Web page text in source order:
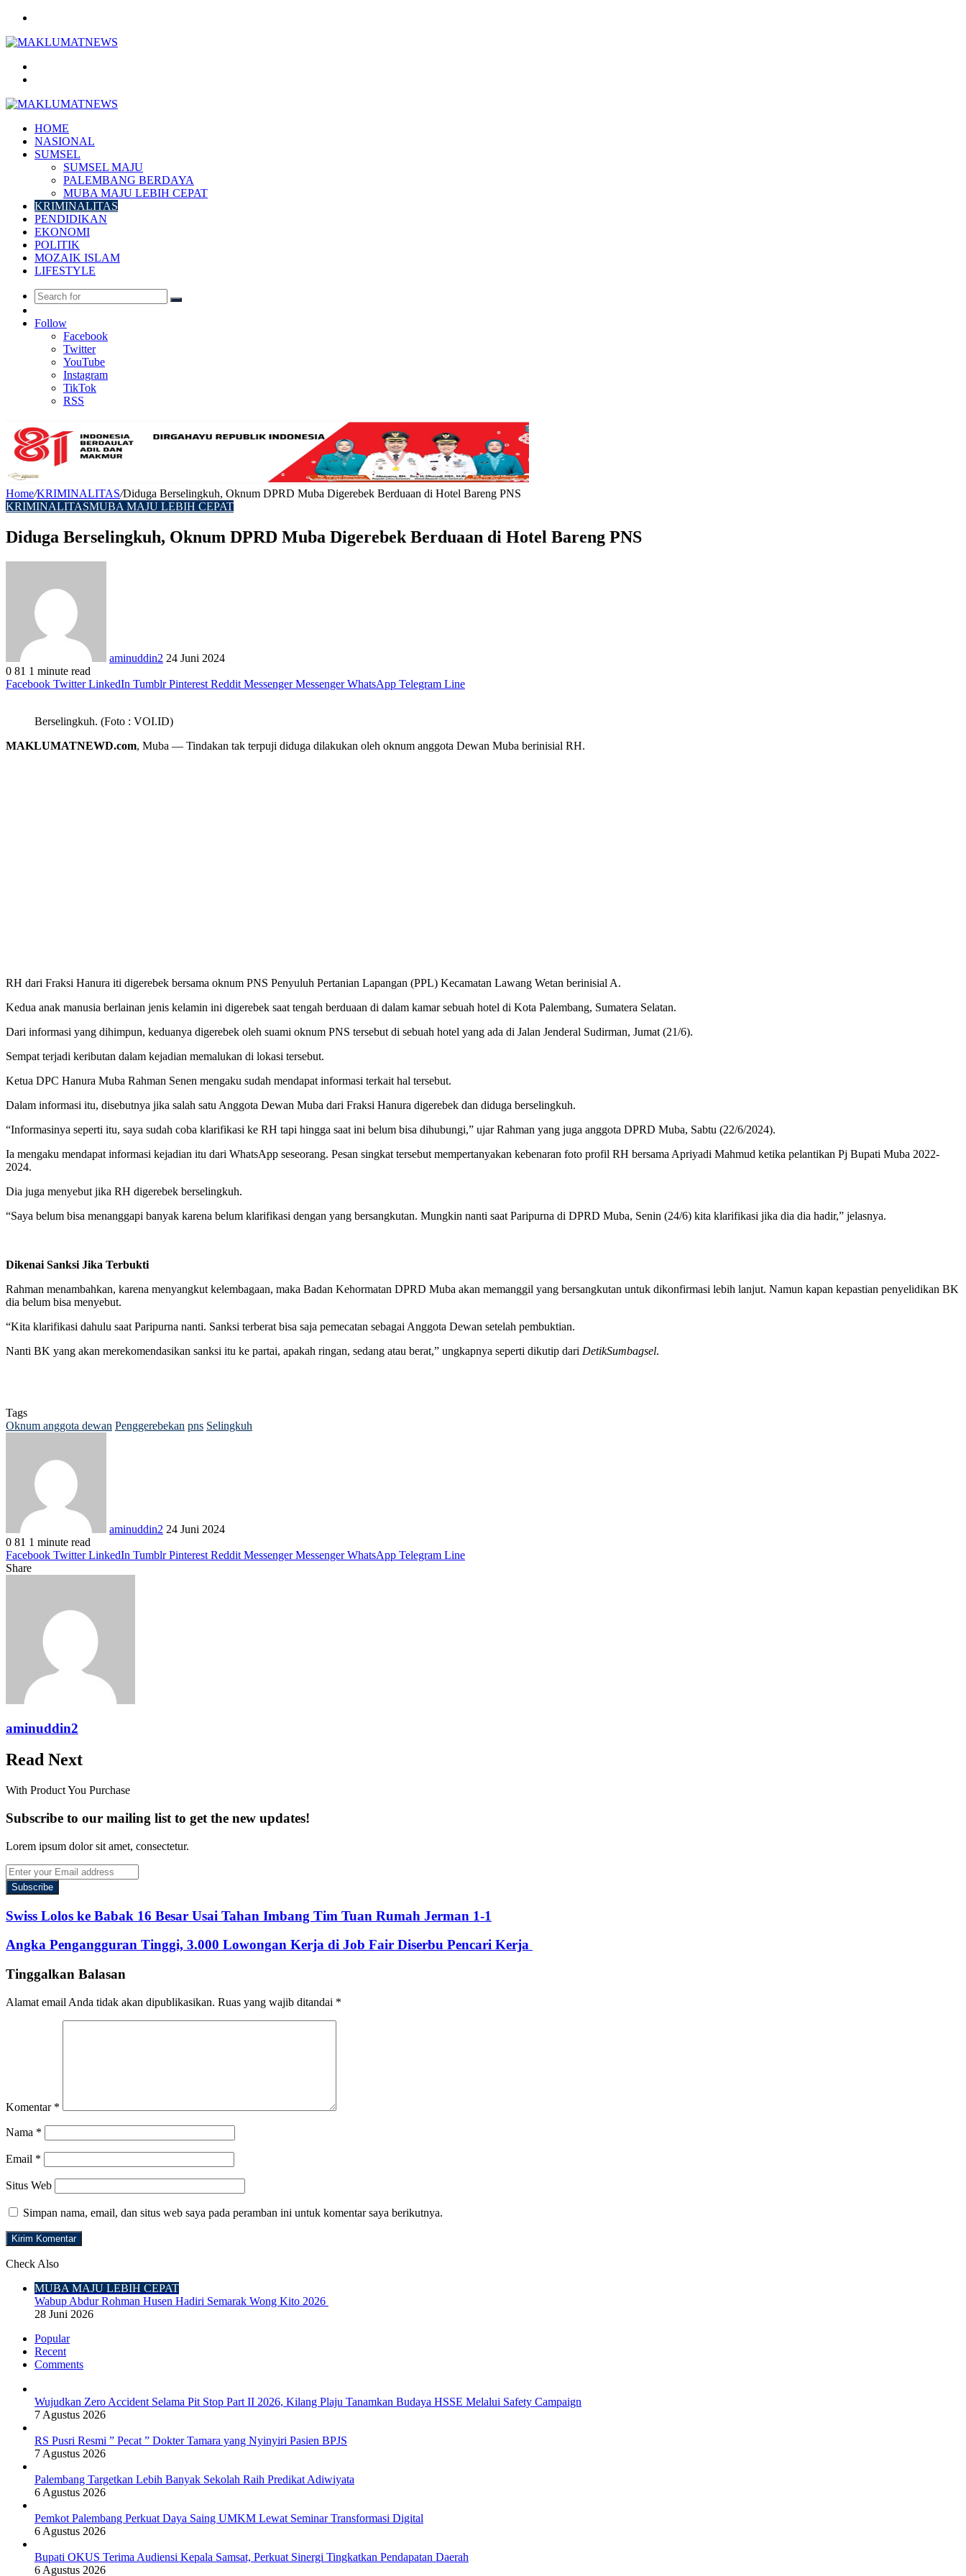
HOME
NASIONAL
SUMSEL
SUMSEL MAJU
PALEMBANG BERDAYA
MUBA MAJU LEBIH CEPAT
KRIMINALITAS
PENDIDIKAN
EKONOMI
POLITIK
MOZAIK ISLAM
LIFESTYLE
Search
Article
Follow
Facebook
Twitter
YouTube
Instagram
TikTok
RSS
Home/KRIMINALITAS/Diduga Berselingkuh, Oknum DPRD Muba Digerebek Berduaan di Hotel Bareng PNS
KRIMINALITASMUBA MAJU LEBIH CEPAT
Diduga Berselingkuh, Oknum DPRD Muba Digerebek Berduaan di Hotel Bareng PNS
aminuddin2 24 Juni 2024
0 81 1 minute read
Facebook Twitter LinkedIn Tumblr Pinterest Reddit Messenger Messenger WhatsApp Telegram Line
Berselingkuh. (Foto : VOI.ID)
MAKLUMATNEWD.com, Muba — Tindakan tak terpuji diduga dilakukan oleh oknum anggota Dewan Muba berinisial RH.
RH dari Fraksi Hanura iti digerebek bersama oknum PNS Penyuluh Pertanian Lapangan (PPL) Kecamatan Lawang Wetan berinisial A.
Kedua anak manusia berlainan jenis kelamin ini digerebek saat tengah berduaan di dalam kamar sebuah hotel di Kota Palembang, Sumatera Selatan.
Dari informasi yang dihimpun, keduanya digerebek oleh suami oknum PNS tersebut di sebuah hotel yang ada di Jalan Jenderal Sudirman, Jumat (21/6).
Sempat terjadi keributan dalam kejadian memalukan di lokasi tersebut.
Ketua DPC Hanura Muba Rahman Senen mengaku sudah mendapat informasi terkait hal tersebut.
Dalam informasi itu, disebutnya jika salah satu Anggota Dewan Muba dari Fraksi Hanura digerebek dan diduga berselingkuh.
“Informasinya seperti itu, saya sudah coba klarifikasi ke RH tapi hingga saat ini belum bisa dihubungi,” ujar Rahman yang juga anggota DPRD Muba, Sabtu (22/6/2024).
Ia mengaku mendapat informasi kejadian itu dari WhatsApp seseorang. Pesan singkat tersebut mempertanyakan kebenaran foto profil RH bersama Apriyadi Mahmud ketika pelantikan Pj Bupati Muba 2022-
2024.
Dia juga menyebut jika RH digerebek berselingkuh.
“Saya belum bisa menanggapi banyak karena belum klarifikasi dengan yang bersangkutan. Mungkin nanti saat Paripurna di DPRD Muba, Senin (24/6) kita klarifikasi jika dia dia hadir,” jelasnya.
Dikenai Sanksi Jika Terbukti
Rahman menambahkan, karena menyangkut kelembagaan, maka Badan Kehormatan DPRD Muba akan memanggil yang bersangkutan untuk dikonfirmasi lebih lanjut. Namun kapan kepastian penyelidikan BK
dia belum bisa menyebut.
“Kita klarifikasi dahulu saat Paripurna nanti. Sanksi terberat bisa saja pemecatan sebagai Anggota Dewan setelah pembuktian.
Nanti BK yang akan merekomendasikan sanksi itu ke partai, apakah ringan, sedang atau berat,” ungkapnya seperti dikutip dari DetikSumbagsel.
Tags
Oknum anggota dewan Penggerebekan pns Selingkuh
aminuddin2 24 Juni 2024
0 81 1 minute read
Facebook Twitter LinkedIn Tumblr Pinterest Reddit Messenger Messenger WhatsApp Telegram Line
Share
aminuddin2
Read Next
With Product You Purchase
Subscribe to our mailing list to get the new updates!
Lorem ipsum dolor sit amet, consectetur.
Enter
your
Email
address
Swiss Lolos ke Babak 16 Besar Usai Tahan Imbang Tim Tuan Rumah Jerman 1-1
Angka Pengangguran Tinggi, 3.000 Lowongan Kerja di Job Fair Diserbu Pencari Kerja
Tinggalkan Balasan
Alamat email Anda tidak akan dipublikasikan. Ruas yang wajib ditandai *
Komentar *
Nama *
Email *
Situs Web
Simpan nama, email, dan situs web saya pada peramban ini untuk komentar saya berikutnya.
Check Also
MUBA MAJU LEBIH CEPAT
Wabup Abdur Rohman Husen Hadiri Semarak Wong Kito 2026
28 Juni 2026
Popular
Recent
Comments
Wujudkan Zero Accident Selama Pit Stop Part II 2026, Kilang Plaju Tanamkan Budaya HSSE Melalui Safety Campaign
7 Agustus 2026
RS Pusri Resmi ” Pecat ” Dokter Tamara yang Nyinyiri Pasien BPJS
7 Agustus 2026
Palembang Targetkan Lebih Banyak Sekolah Raih Predikat Adiwiyata
6 Agustus 2026
Pemkot Palembang Perkuat Daya Saing UMKM Lewat Seminar Transformasi Digital
6 Agustus 2026
Bupati OKUS Terima Audiensi Kepala Samsat, Perkuat Sinergi Tingkatkan Pendapatan Daerah
6 Agustus 2026